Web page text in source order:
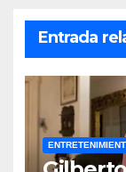
Entrada